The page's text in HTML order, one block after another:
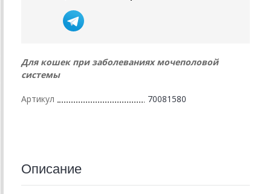
Для кошек при заболеваниях мочеполовой
системы
Артикул 70081580
Описание